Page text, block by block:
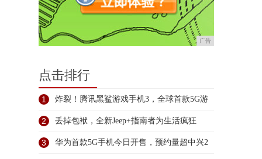
广告
点击排行
1 炸裂！腾讯黑鲨游戏手机3，全球首款5G游
2 丢掉包袱，全新Jeep+指南者为生活疯狂
3 华为首款5G手机今日开售，预约量超中兴2